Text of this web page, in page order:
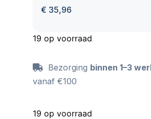
doorlopende instopstrook van
Dit item is Oeko-Tex
huidvriendelijk. Wasbaar op
geschikt voor de wasdroger.
€ 35,96
19 op voorraad
Bezorging binnen 1–3
vanaf €100
19 op voorraad